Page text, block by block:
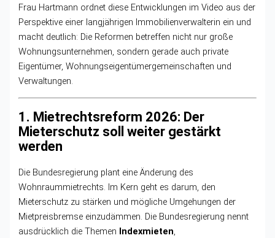
Frau Hartmann ordnet diese Entwicklungen im Video aus der
Perspektive einer langjährigen Immobilienverwalterin ein und
macht deutlich: Die Reformen betreffen nicht nur große
Wohnungsunternehmen, sondern gerade auch private
Eigentümer, Wohnungseigentümergemeinschaften und
Verwaltungen.
1. Mietrechtsreform 2026: Der
Mieterschutz soll weiter gestärkt
werden
Die Bundesregierung plant eine Änderung des
Wohnraummietrechts. Im Kern geht es darum, den
Mieterschutz zu stärken und mögliche Umgehungen der
Mietpreisbremse einzudämmen. Die Bundesregierung nennt
ausdrücklich die Themen Indexmieten,